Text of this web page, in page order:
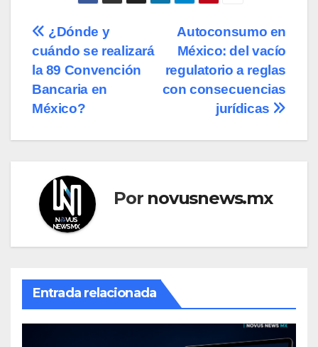
Navegación
de
entradas
Autoconsumo en
México: del vacío
regulatorio a reglas
con consecuencias
jurídicas
¿Dónde y
cuándo se realizará
la 89 Convención
Bancaria en
México?
Por novusnews.mx
Entrada relacionada